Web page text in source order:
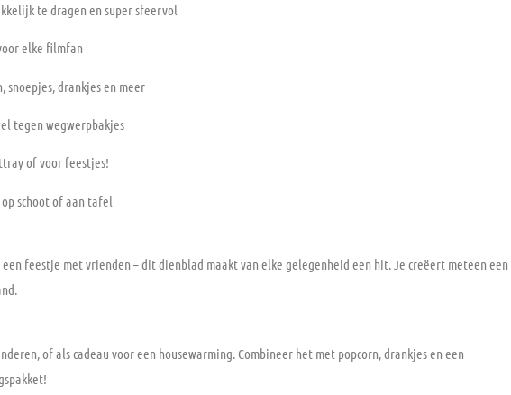
te dragen en super sfeervol
elke filmfan
snoepjes, drankjes en meer
tegen wegwerpbakjes
of voor feestjes!
schoot of aan tafel
feestje met vrienden – dit dienblad maakt van elke gelegenheid een hit. Je creëert meteen een
of als cadeau voor een housewarming. Combineer het met popcorn, drankjes en een